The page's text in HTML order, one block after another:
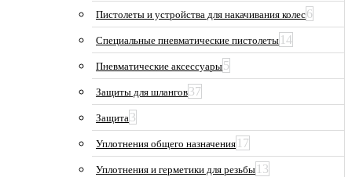
Пистолеты и устройства для накачивания колес6
Специальные пневматические пистолеты 14
Пневматические аксессуары5
Защиты для шлангов37
Защита3
Уплотнения общего назначения 17
Уплотнения и герметики для резьбы 13